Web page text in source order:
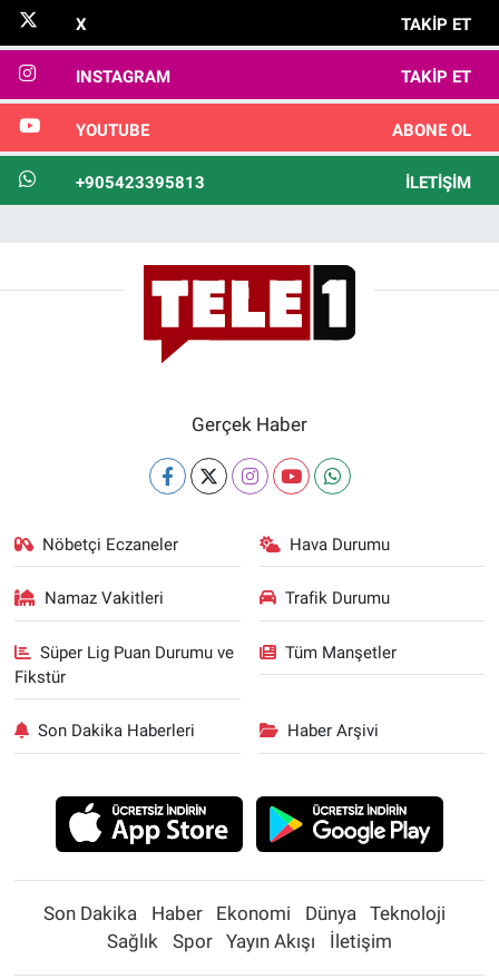
X TAKIP ET
INSTAGRAM TAKIP ET
YOUTUBE ABONE OL
+905423395813 İLETIŞIM
Gerçek Haber
Nöbetçi Eczaneler Hava Durumu
Namaz Vakitleri Trafik Durumu
Süper Lig Puan Durumu ve
Fikstür
Tüm Manşetler
Son Dakika Haberleri Haber Arşivi
Son Dakika Haber Ekonomi Dünya
Teknoloji
Sağlık
Spor Yayın Akışı İletişim